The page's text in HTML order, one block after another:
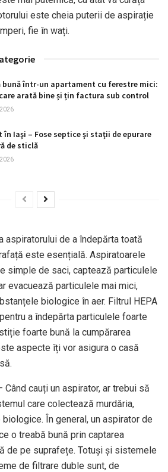
este cheia puterii de aspirație
fie în wați.
bună într-un apartament cu ferestre mici:
arată bine și țin factura sub control
în Iaşi – Fose septice şi staţii de epurare
de sticlă
aspiratorului de a îndepărta toată
este esențială. Aspiratoarele
simple de saci, captează particulele
evacuează particulele mai mici,
biologice în aer. Filtrul HEPA
a îndepărta particulele foarte
foarte bună la cumpărarea
aspecte îți vor asigura o casă
Când cauți un aspirator, ar trebui să
care colectează murdăria,
În general, un aspirator de
o treabă bună prin captarea
de pe suprafețe. Totuși și sistemele
de filtrare duble sunt, de